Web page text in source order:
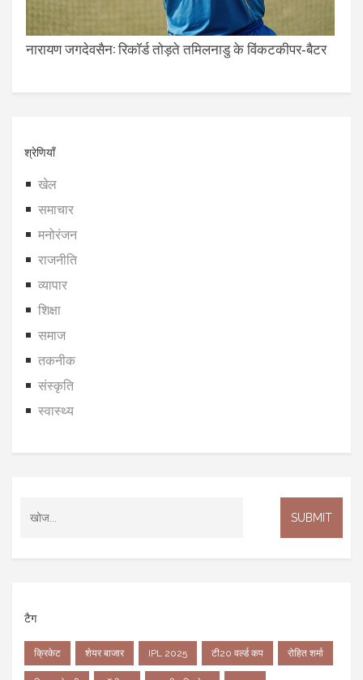
नारायण जगदेवसैन: रिकॉर्ड तोड़ते तमिलनाडु के विंकटकीपर‑बैटर
श्रेणियाँ
खेल
समाचार
मनोरंजन
राजनीति
व्यापार
शिक्षा
समाज
तकनीक
संस्कृति
स्वास्थ्य
टैग
क्रिकेट शेयर बाजार IPL 2025 टी20 वर्ल्ड कप रोहित शर्मा